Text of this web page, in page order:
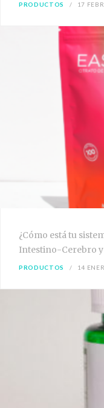
PRODUCTOS 17
¿Cómo está tu
Intestino-Cerebro y
PRODUCTOS 14